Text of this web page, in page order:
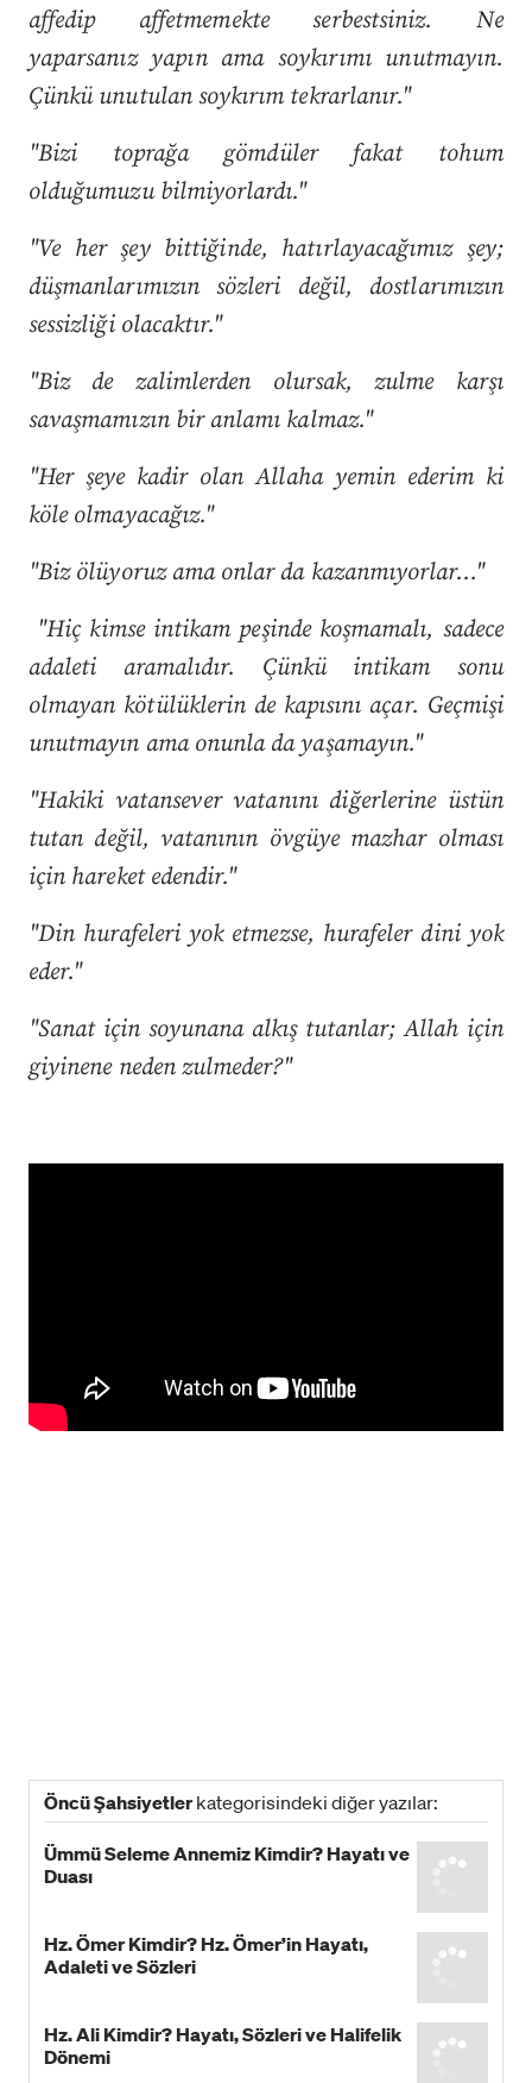
affedip affetmemekte serbestsiniz. Ne
yaparsanız yapın ama soykırımı unutmayın.
Çünkü unutulan soykırım tekrarlanır."
"Bizi toprağa gömdüler fakat tohum
olduğumuzu bilmiyorlardı."
"Ve her şey bittiğinde, hatırlayacağımız şey;
düşmanlarımızın sözleri değil, dostlarımızın
sessizliği olacaktır."
"Biz de zalimlerden olursak, zulme karşı
savaşmamızın bir anlamı kalmaz."
"Her şeye kadir olan Allaha yemin ederim ki
köle olmayacağız."
"Biz ölüyoruz ama onlar da kazanmıyorlar…"
"Hiç kimse intikam peşinde koşmamalı, sadece
adaleti aramalıdır. Çünkü intikam sonu
olmayan kötülüklerin de kapısını açar. Geçmişi
unutmayın ama onunla da yaşamayın."
"Hakiki vatansever vatanını diğerlerine üstün
tutan değil, vatanının övgüye mazhar olması
için hareket edendir."
"Din hurafeleri yok etmezse, hurafeler dini yok
eder."
"Sanat için soyunana alkış tutanlar; Allah için
giyinene neden zulmeder?"
Öncü Şahsiyetlerkategorisindeki diğer yazılar:
Ümmü Seleme Annemiz Kimdir? Hayatı ve
Duası
Hz. Ömer Kimdir? Hz. Ömer’in Hayatı,
Adaleti ve Sözleri
Hz. Ali Kimdir? Hayatı, Sözleri ve Halifelik
Dönemi